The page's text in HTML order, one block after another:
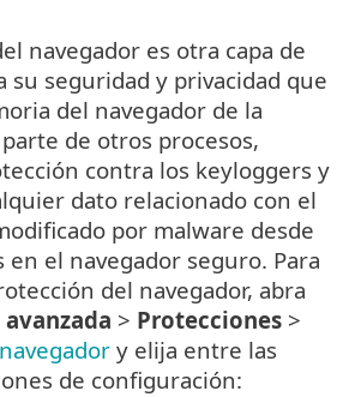
navegador es otra capa de
su seguridad y privacidad que
del navegador de la
de otros procesos,
contra los keyloggers y
dato relacionado con el
por malware desde
en el navegador seguro. Para
del navegador, abra
> Protecciones >
y elija entre las
de configuración: